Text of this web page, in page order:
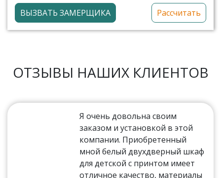
ВЫЗВАТЬ ЗАМЕРЩИКА Рассчитать
ОТЗЫВЫ НАШИХ КЛИЕНТОВ
Я очень довольна своим
заказом и установкой в этой
компании. Приобретенный
мной белый двухдверный шкаф
для детской с принтом имеет
отличное качество, материалы